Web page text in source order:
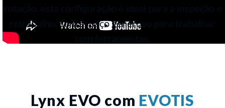
rotação, esta configuração é ideal para a inspeção e
retrabalho, com espaço generoso para trabalhar
com ferramentas.
Lynx EVO com EVOTIS